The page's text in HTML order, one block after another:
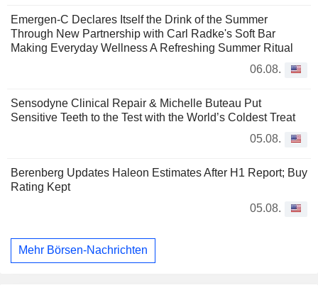
Emergen-C Declares Itself the Drink of the Summer
Through New Partnership with Carl Radke's Soft Bar
Making Everyday Wellness A Refreshing Summer Ritual
06.08.
Sensodyne Clinical Repair & Michelle Buteau Put
Sensitive Teeth to the Test with the World’s Coldest Treat
05.08.
Berenberg Updates Haleon Estimates After H1 Report; Buy
Rating Kept
05.08.
Mehr Börsen-Nachrichten